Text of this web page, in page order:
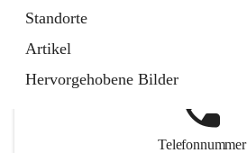
Standorte
Artikel
Hervorgehobene Bilder
Telefonnummer